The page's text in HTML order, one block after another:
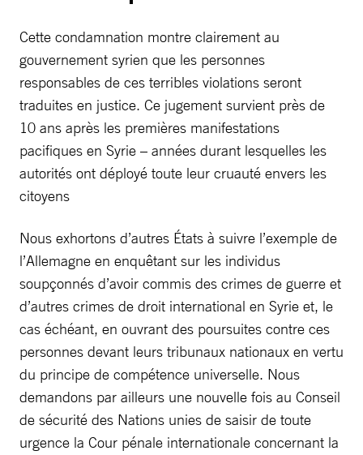
Cette condamnation montre clairement au
gouvernement syrien que les personnes
responsables de ces terribles violations seront
traduites en justice. Ce jugement survient près de
10 ans après les premières manifestations
pacifiques en Syrie – années durant lesquelles les
autorités ont déployé toute leur cruauté envers les
citoyens
Nous exhortons d’autres États à suivre l’exemple de
l’Allemagne en enquêtant sur les individus
soupçonnés d’avoir commis des crimes de guerre et
d’autres crimes de droit international en Syrie et, le
cas échéant, en ouvrant des poursuites contre ces
personnes devant leurs tribunaux nationaux en vertu
du principe de compétence universelle. Nous
demandons par ailleurs une nouvelle fois au Conseil
de sécurité des Nations unies de saisir de toute
urgence la Cour pénale internationale concernant la